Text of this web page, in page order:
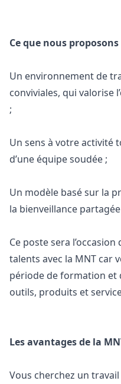
Ce que nous
Un environnement de
conviviales, qui valorise
;
Un sens à votre activité
d’une équipe soudée ;
Un modèle basé sur la
la bienveillance
Ce poste sera
talents avec la MNT car
période de formation et
outils, produits et
Les avantages de la
Vous cherchez un